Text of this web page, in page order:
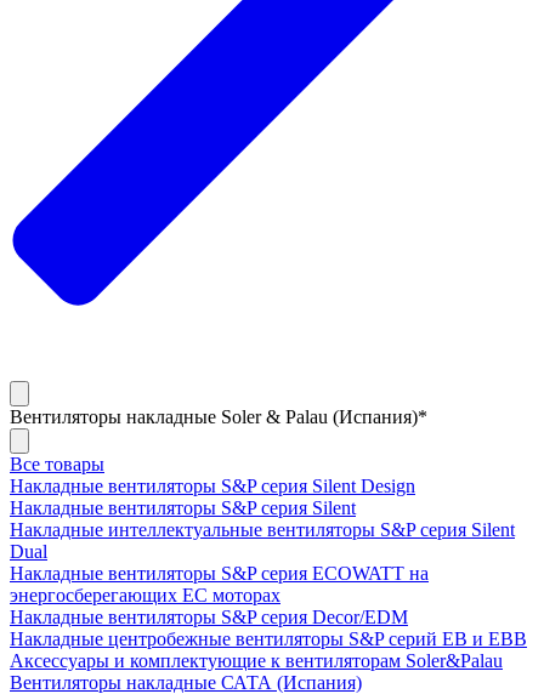
Вентиляторы накладные Soler & Palau (Испания)*
Все товары
Накладные вентиляторы S&P серия Silent Design
Накладные вентиляторы S&P серия Silent
Накладные интеллектуальные вентиляторы S&P серия Silent
Dual
Накладные вентиляторы S&P серия ECOWATT на
энергосберегающих ЕС моторах
Накладные вентиляторы S&P серия Decor/EDM
Накладные центробежные вентиляторы S&P серий EB и EBB
Аксессуары и комплектующие к вентиляторам Soler&Palau
Вентиляторы накладные САТА (Испания)